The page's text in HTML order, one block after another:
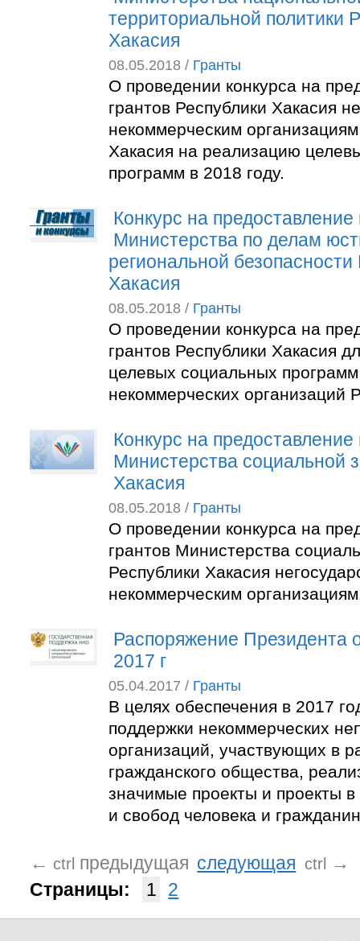
территориальной политики
Хакасия
08.05.2018 / Гранты
О проведении конкурса на
грантов Республики Хакасия
некоммерческим
Хакасия на реализацию
программ в 2018 году.
Конкурс на предоставление
Министерства по делам
региональной безопасности
Хакасия
08.05.2018 / Гранты
О проведении конкурса на
грантов Республики Хакасия
целевых социальных
некоммерческих организаций
Конкурс на предоставление
Министерства социальной
Хакасия
08.05.2018 / Гранты
О проведении конкурса на
грантов Министерства
Республики Хакасия
некоммерческим
Распоряжение Президента
2017 г
05.04.2017 / Гранты
В целях обеспечения в 2017
поддержки некоммерческих
организаций, участвующих в
гражданского общества,
значимые проекты и проекты
и свобод человека и
← ctrl предыдущая следующая ctrl
→
Страницы:
1 2